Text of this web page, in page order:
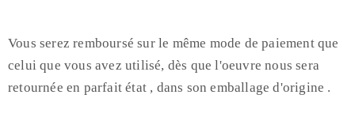
Vous serez remboursé sur le même mode de paiement que
celui que vous avez utilisé, dès que l'oeuvre nous sera
retournée en parfait état , dans son emballage d'origine .